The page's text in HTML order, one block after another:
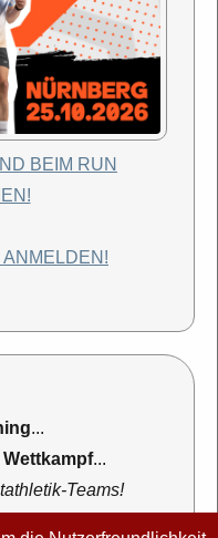
BEIM RUN
...
...
Teams!